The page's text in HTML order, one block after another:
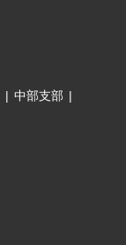
| 中部支部 |